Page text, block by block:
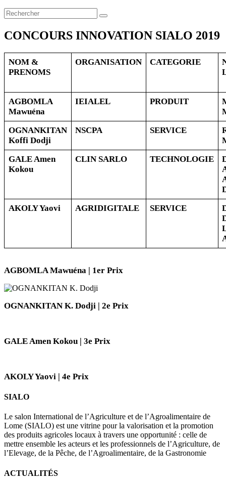
CONCOURS INNOVATION SIALO 2019
NOM &
PRENOMS
ORGANISATION CATEGORIE
AGBOMLA
Mawuéna
IEIALEL PRODUIT
OGNANKITAN
Koffi Dodji
NSCPA SERVICE
GALE Amen
Kokou
CLIN SARLO TECHNOLOGIE
AKOLY Yaovi
AGRIDIGITALE SERVICE
AGBOMLA Mawuéna | 1er Prix
OGNANKITAN K. Dodji | 2e Prix
GALE Amen Kokou | 3e Prix
AKOLY Yaovi | 4e Prix
SIALO
Le salon International de l’Agriculture et de l’Agroalimentaire de
Lome (SIALO) est une vitrine pour la valorisation et la promotion
des produits agricoles locaux à travers une opportunité : celle de
mettre ensemble les acteurs et les professionnels de l’Agriculture, de
l’Elevage, de la Pêche, de l’Agroalimentaire, de la Gastronomie
ACTUALITÉS